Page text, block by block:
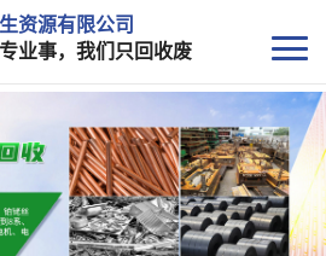
资源有限公司
业事，我们只回收废